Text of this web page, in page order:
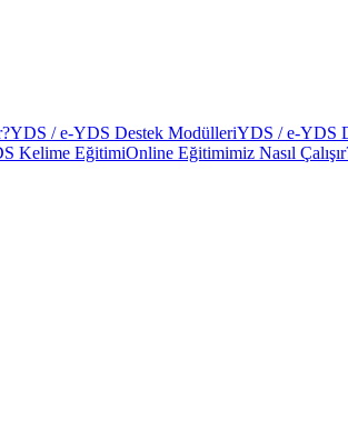
YDS / e-YDS Destek ModülleriYDS / e-YDS
Kelime EğitimiOnline Eğitimimiz Nasıl